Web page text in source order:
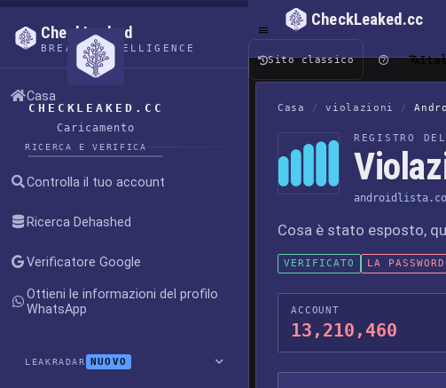
CHECKLEAKED.CC
Caricamento
CheckLeaked
BREACH INTELLIGENCE
Casa
RICERCA E VERIFICA
Controlla il tuo account
Ricerca Dehashed
Verificatore Google
Ottieni le informazioni del profilo
WhatsApp
LEAKRADAR NUOVO
CheckLeaked.cc
Sito classico
Casa / violazioni /
REGISTRO
Cosa è stato esposto,
VERIFICATO LA
ACCOUNT
13,210,460